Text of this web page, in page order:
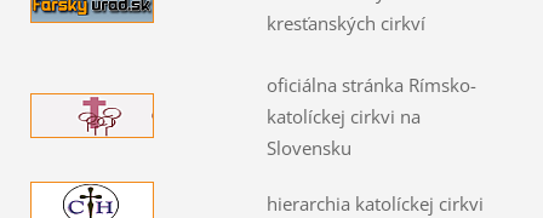
kresťanských cirkví
oficiálna stránka Rímsko-
katolíckej cirkvi na
Slovensku
hierarchia katolíckej cirkvi